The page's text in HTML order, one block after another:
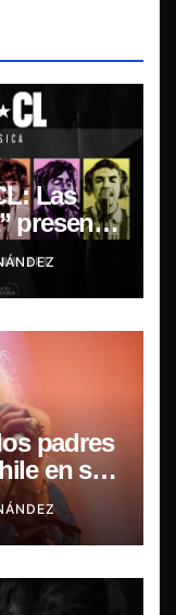
Las
presenta
padres
en su